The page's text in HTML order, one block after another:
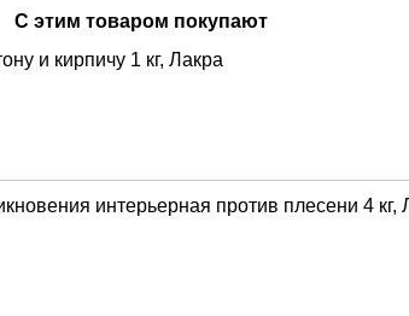
С этим товаром покупают
и кирпичу 1 кг, Лакра
интерьерная против плесени 4 кг,